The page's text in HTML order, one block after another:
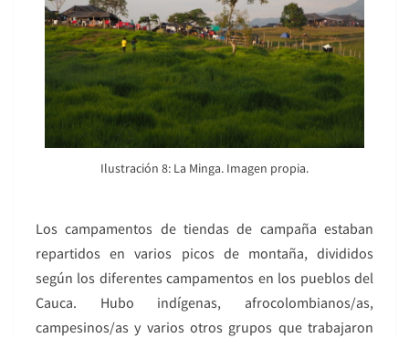
Ilustración 8: La Minga. Imagen propia.
Los campamentos de tiendas de campaña estaban
repartidos en varios picos de montaña, divididos
según los diferentes campamentos en los pueblos del
Cauca. Hubo indígenas, afrocolombianos/as,
campesinos/as y varios otros grupos que trabajaron